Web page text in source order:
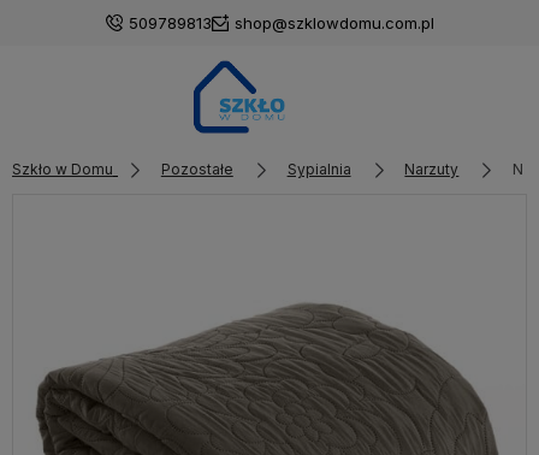
509789813 shop@szklowdomu.com.pl
Szkło w Domu Pozostałe Sypialnia Narzuty